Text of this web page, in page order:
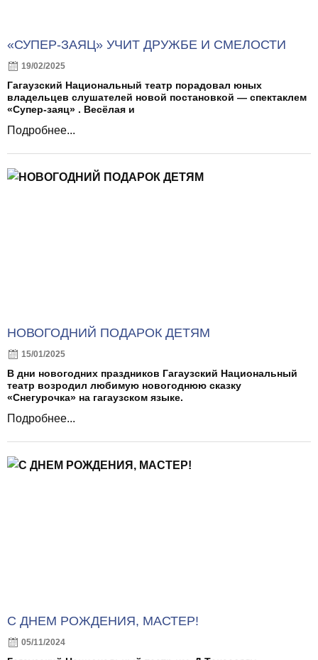
«СУПЕР-ЗАЯЦ» УЧИТ ДРУЖБЕ И СМЕЛОСТИ
19/02/2025
Гагаузский Национальный театр порадовал юных
владельцев слушателей новой постановкой — спектаклем
«Супер-заяц» . Весёлая и
Подробнее...
НОВОГОДНИЙ ПОДАРОК ДЕТЯМ
15/01/2025
В дни новогодних праздников Гагаузский Национальный
театр возродил любимую новогоднюю сказку
«Снегурочка» на гагаузском языке.
Подробнее...
С ДНЕМ РОЖДЕНИЯ, МАСТЕР!
05/11/2024